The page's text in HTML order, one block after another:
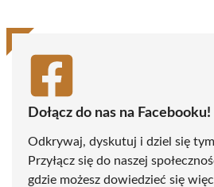
Dołącz do nas na Facebooku!
Odkrywaj, dyskutuj i dziel się
Przyłącz się do naszej
gdzie możesz dowiedzieć się